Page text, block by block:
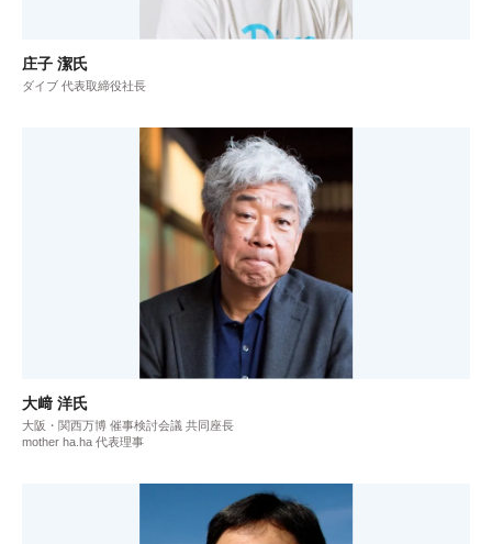
庄子 潔氏
ダイブ 代表取締役社長
大﨑 洋氏
大阪・関西万博 催事検討会議 共同座長
mother ha.ha 代表理事